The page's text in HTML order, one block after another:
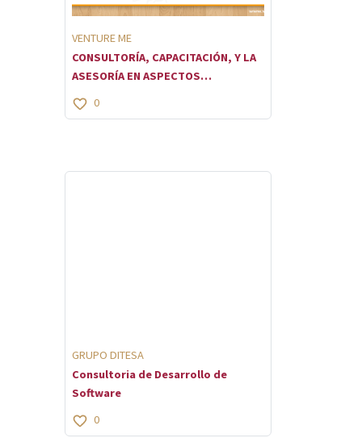
VENTURE ME
CONSULTORÍA, CAPACITACIÓN, Y LA
ASESORÍA EN ASPECTOS
ESTRATÉGICOS Y TÁCTICOS
EMPRESARIALES.
0
GRUPO DITESA
Consultoria de Desarrollo de
Software
0